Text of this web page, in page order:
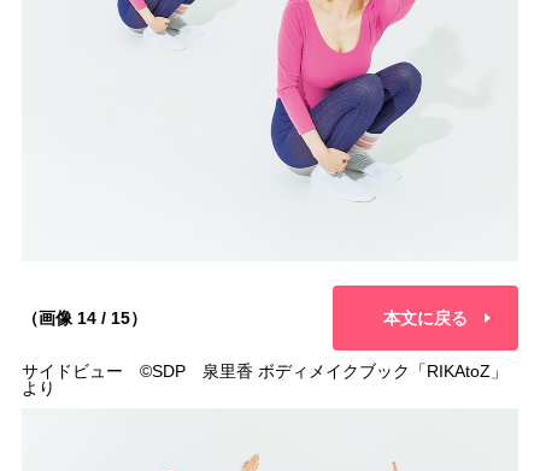
（画像 14 / 15） 本文に戻る
サイドビュー ©︎SDP 泉里香 ボディメイクブック「RIKAtoZ」
より